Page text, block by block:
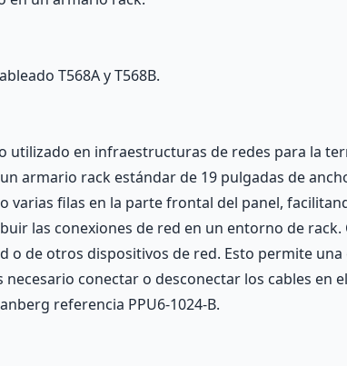
T568A y T568B.
utilizado en infraestructuras de redes para la
armario rack estándar de 19 pulgadas de
varias filas en la parte frontal del panel,
las conexiones de red en un entorno de rack.
o de otros dispositivos de red. Esto permite
conectar o desconectar los cables en
referencia PPU6-1024-B.